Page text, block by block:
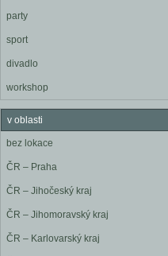
party
sport
divadlo
workshop
v oblasti
bez lokace
ČR – Praha
ČR – Jihočeský kraj
ČR – Jihomoravský kraj
ČR – Karlovarský kraj